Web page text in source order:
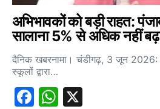
अभिभावकों को बड़ी राहत:
सालाना 5% से अधिक नहीं
दैनिक खबरनामा। चंडीगढ़, 3 जून 2026:
स्कूलों द्वारा…
Facebook
WhatsApp